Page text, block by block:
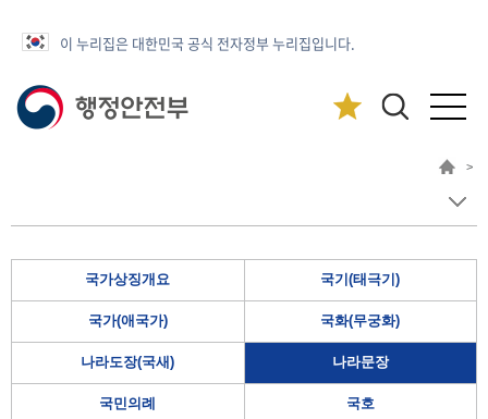
이 누리집은 대한민국 공식 전자정부 누리집입니다.
>
국가상징개요 국기(태극기)
국가(애국가) 국화(무궁화)
나라도장(국새) 나라문장
국민의례 국호